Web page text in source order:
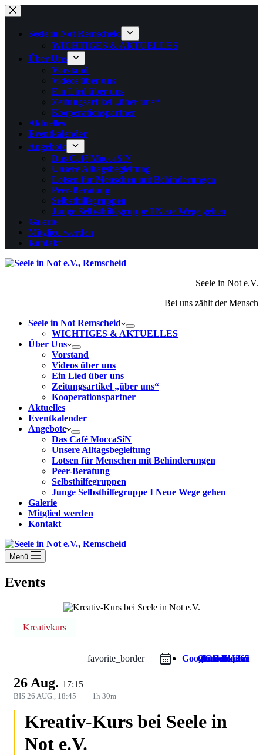
Zum
Inhalt
springenSeele in Not Remscheid
WICHTIGES & AKTUELLES
Über Uns
Vorstand
Videos über uns
Ein Lied über uns
Zeitungsartikel „über uns“
Kooperationspartner
Aktuelles
Eventkalender
Angebote
Das Café MoccaSiN
Unsere Alltagsbegleitung
Lotsen für Menschen mit Behinderungen
Peer-Beratung
Selbsthilfegruppen
Junge Selbsthilfegruppe I Neue Wege gehen
Galerie
Mitglied werden
Kontakt
Seele in Not e.V.
Bei uns zählt der Mensch
Seele in Not Remscheid
WICHTIGES & AKTUELLES
Über Uns
Vorstand
Videos über uns
Ein Lied über uns
Zeitungsartikel „über uns“
Kooperationspartner
Aktuelles
Eventkalender
Angebote
Das Café MoccaSiN
Unsere Alltagsbegleitung
Lotsen für Menschen mit Behinderungen
Peer-Beratung
Selbsthilfegruppen
Junge Selbsthilfegruppe I Neue Wege gehen
Galerie
Mitglied werden
Kontakt
Menü
Events
Kreativkurs
favorite_border iCal Export
Google Calendar
Outlook 365
Outlook Live
26 Aug. 17:15
BIS 26 AUG., 18:45 1h 30m
Kreativ-Kurs bei Seele in
Not e.V.